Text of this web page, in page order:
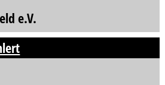
e.V.